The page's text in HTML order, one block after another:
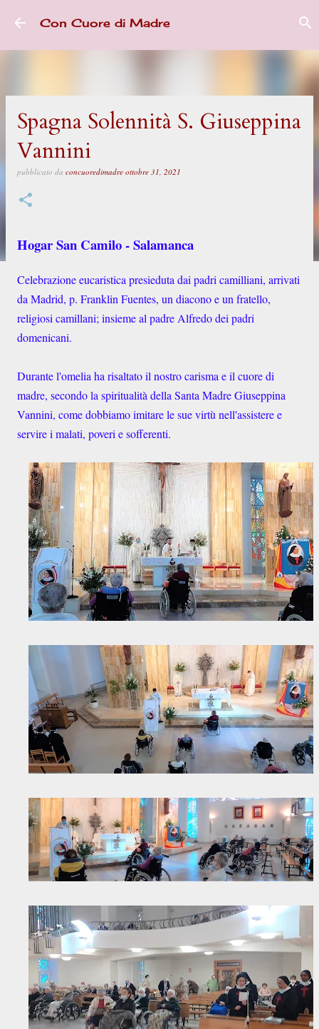
Passa ai contenuti principali
Con Cuore di Madre
Spagna Solennità S. Giuseppina
Vannini
pubblicato da concuoredimadre ottobre 31, 2021
Hogar San Camilo - Salamanca
Celebrazione eucaristica presieduta dai padri camilliani, arrivati
da Madrid, p. Franklin Fuentes, un diacono e un fratello,
religiosi camillani; insieme al padre Alfredo dei padri
domenicani.
Durante l'omelia ha risaltato il nostro carisma e il cuore di
madre, secondo la spiritualità della Santa Madre Giuseppina
Vannini, come dobbiamo imitare le sue virtù nell'assistere e
servire i malati, poveri e sofferenti.